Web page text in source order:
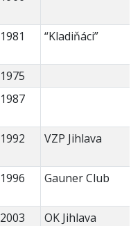
1981 “Kladiňáci”
1975
1987
1992 VZP Jihlava
1996 Gauner Club
2003 OK Jihlava